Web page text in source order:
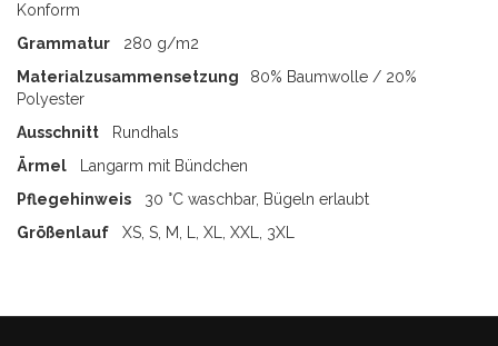
Konform
Grammatur 280 g/m2
Materialzusammensetzung
80% Baumwolle / 20%
Polyester
Ausschnitt Rundhals
Ärmel Langarm mit Bündchen
Pflegehinweis 30 °C waschbar, Bügeln erlaubt
Größenlauf XS, S, M, L, XL, XXL, 3XL